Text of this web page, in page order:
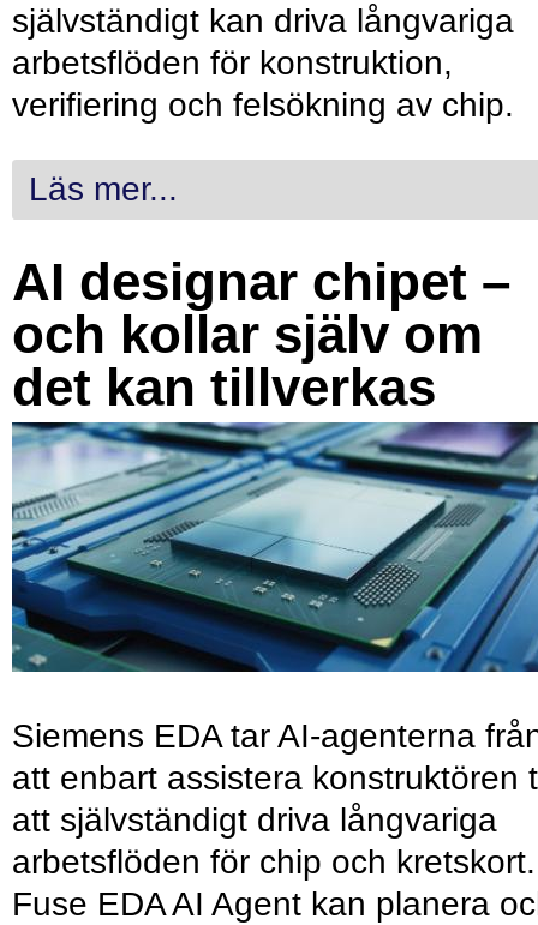
självständigt kan driva långvariga
arbetsflöden för konstruktion,
verifiering och felsökning av chip.
Läs mer...
AI designar chipet –
och kollar själv om
det kan tillverkas
Siemens EDA tar AI-agenterna
att enbart assistera konstruktören
att självständigt driva långvariga
arbetsflöden för chip och kretskort.
Fuse EDA AI Agent kan planera